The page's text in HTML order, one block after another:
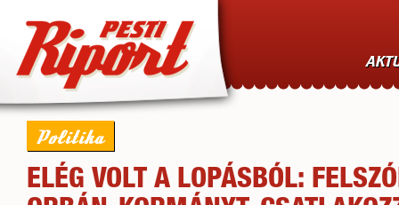
Politika
ELÉG VOLT A LOPÁSBÓL: